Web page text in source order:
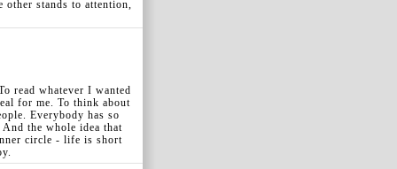
stands to attention,
read whatever I wanted
for me. To think about
Everybody has so
the whole idea that
circle - life is short